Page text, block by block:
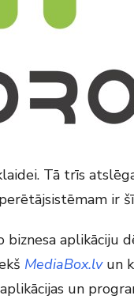
Tā trīs
ir
biznesa aplikāciju
MediaBox.lvun
un